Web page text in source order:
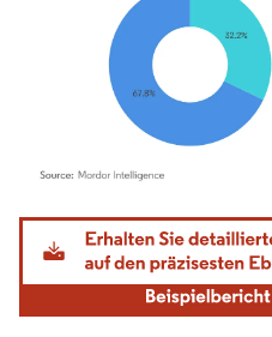
Bild © Mordor Intelligence.